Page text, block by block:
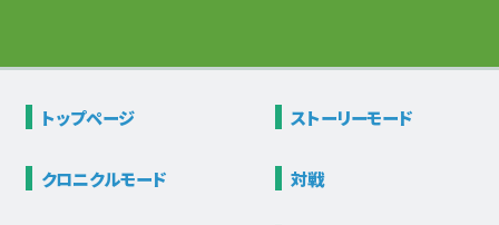
トップページ ストーリーモード
クロニクルモード 対戦